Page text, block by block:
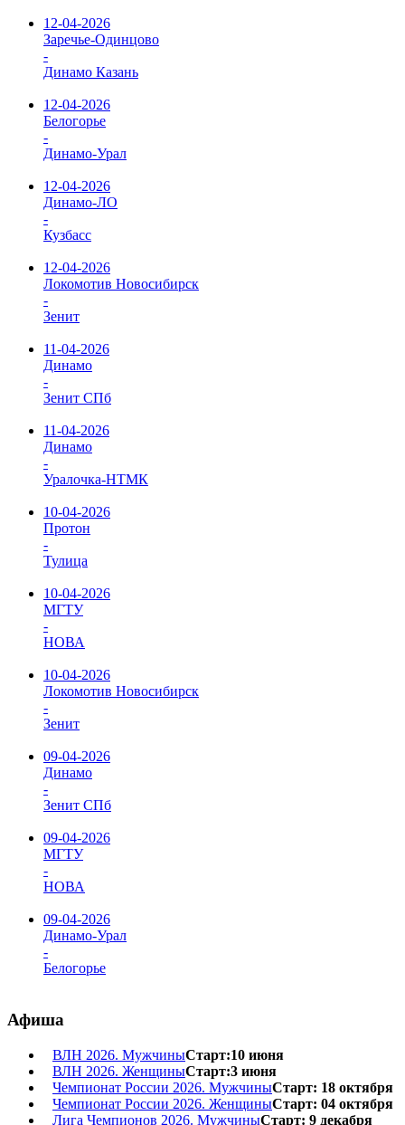
12-04-2026
Заречье-Одинцово
-
Динамо Казань
12-04-2026
Белогорье
-
Динамо-Урал
12-04-2026
Динамо-ЛО
-
Кузбасс
12-04-2026
Локомотив Новосибирск
-
Зенит
11-04-2026
Динамо
-
Зенит СПб
11-04-2026
Динамо
-
Уралочка-НТМК
10-04-2026
Протон
-
Тулица
10-04-2026
МГТУ
-
НОВА
10-04-2026
Локомотив Новосибирск
-
Зенит
09-04-2026
Динамо
-
Зенит СПб
09-04-2026
МГТУ
-
НОВА
09-04-2026
Динамо-Урал
-
Белогорье
Афиша
ВЛН 2026. МужчиныСтарт:10 июня
ВЛН 2026. ЖенщиныСтарт:3 июня
Чемпионат России 2026. МужчиныСтарт: 18 октября
Чемпионат России 2026. ЖенщиныСтарт: 04 октября
Лига Чемпионов 2026. МужчиныСтарт: 9 декабря